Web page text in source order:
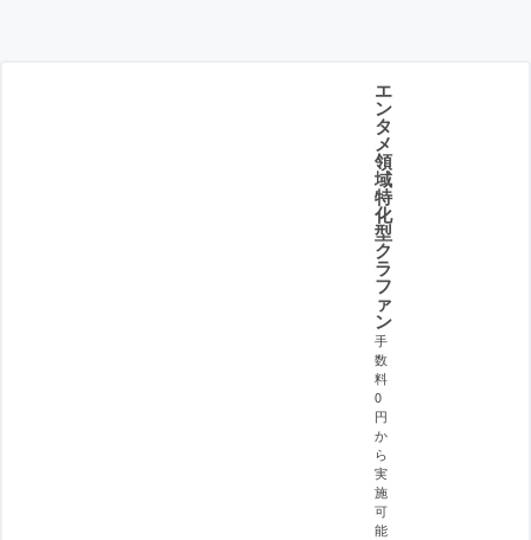
エ
ン
タ
メ
領
域
特
化
型
ク
ラ
フ
ァ
ン
手
数
料
0
円
か
ら
実
施
可
能